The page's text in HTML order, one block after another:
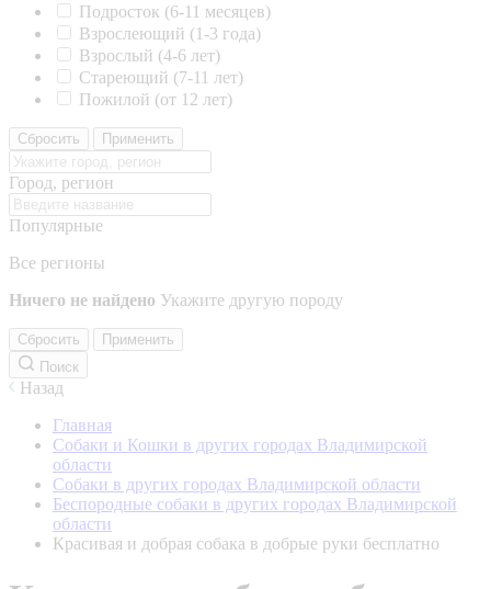
Подросток (6-11 месяцев)
Взрослеющий (1-3 года)
Взрослый (4-6 лет)
Стареющий (7-11 лет)
Пожилой (от 12 лет)
Сбросить Применить
Город, регион
Популярные
Все регионы
Ничего не найдено Укажите другую породу
Сбросить
Применить
Поиск
Назад
Главная
Собаки и Кошки в других городах Владимирской
области
Собаки в других городах Владимирской области
Беспородные собаки в других городах Владимирской
области
Красивая и добрая собака в добрые руки бесплатно